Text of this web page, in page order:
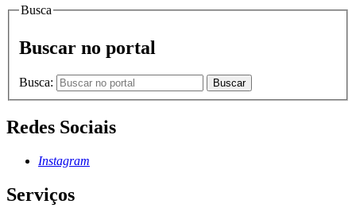
Busca
Buscar no portal
Busca: Buscar
Redes Sociais
Instagram
Serviços